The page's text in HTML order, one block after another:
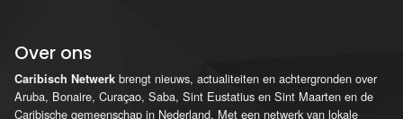
Over ons
Caribisch Netwerk brengt nieuws, actualiteiten en achtergronden over
Aruba, Bonaire, Curaçao, Saba, Sint Eustatius en Sint Maarten en de
Caribische gemeenschap in Nederland. Met een netwerk van lokale